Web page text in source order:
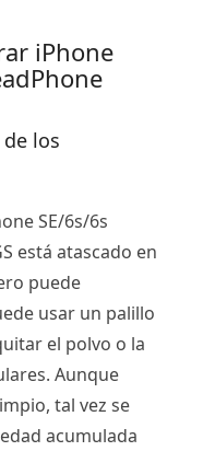
iPhone
los
SE/6s/6s
está atascado en
puede
usar un palillo
el polvo o la
Aunque
tal vez se
acumulada